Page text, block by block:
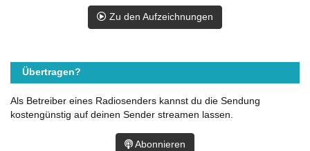
Zu den Aufzeichnungen
Übertragen?
Als Betreiber eines Radiosenders kannst du die Sendung
kostengünstig auf deinen Sender streamen lassen.
Abonnieren